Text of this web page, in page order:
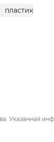
пластик
Указанная